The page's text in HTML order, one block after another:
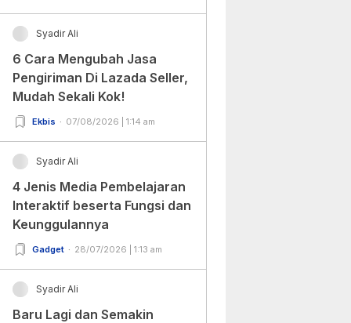
Syadir Ali
6 Cara Mengubah Jasa
Pengiriman Di Lazada Seller,
Mudah Sekali Kok!
Ekbis 07/08/2026 | 1:14 am
Syadir Ali
4 Jenis Media Pembelajaran
Interaktif beserta Fungsi dan
Keunggulannya
Gadget 28/07/2026 | 1:13 am
Syadir Ali
Baru Lagi dan Semakin